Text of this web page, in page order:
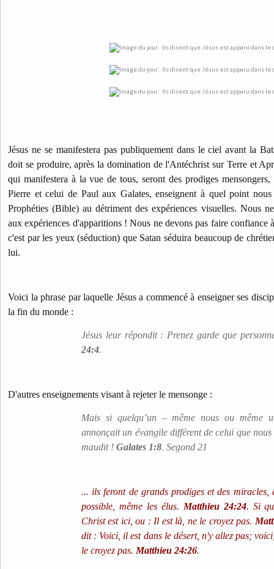
Jésus ne se manifestera pas publiquement dans le ciel avant la
doit se produire, après la domination de l'Antéchrist sur Terre et
qui manifestera à la vue de tous, seront des prodiges
Pierre et celui de Paul aux Galates, enseignent à quel point
Prophéties (Bible) au détriment des expériences visuelles. Nous
aux expériences d'apparitions ! Nous ne devons pas faire confiance
c'est par les yeux (séduction) que Satan séduira beaucoup de
lui.
Voici la phrase par laquelle Jésus a commencé à enseigner ses
la fin du monde :
Jésus leur répondit : Prenez garde que
24:4.
D'autres enseignements visant à rejeter le mensonge :
Mais si quelqu’un – même nous ou même
annonçait un évangile différent de celui que
maudit ! Galates 1:8. Segond 21
... ils feront de grands prodiges et des
possible, même les élus. Matthieu 24:24. Si
Christ est ici, ou : Il est là, ne le croyez pas.
dit : Voici, il est dans le désert, n'y allez pas;
le croyez pas. Matthieu 24:26.